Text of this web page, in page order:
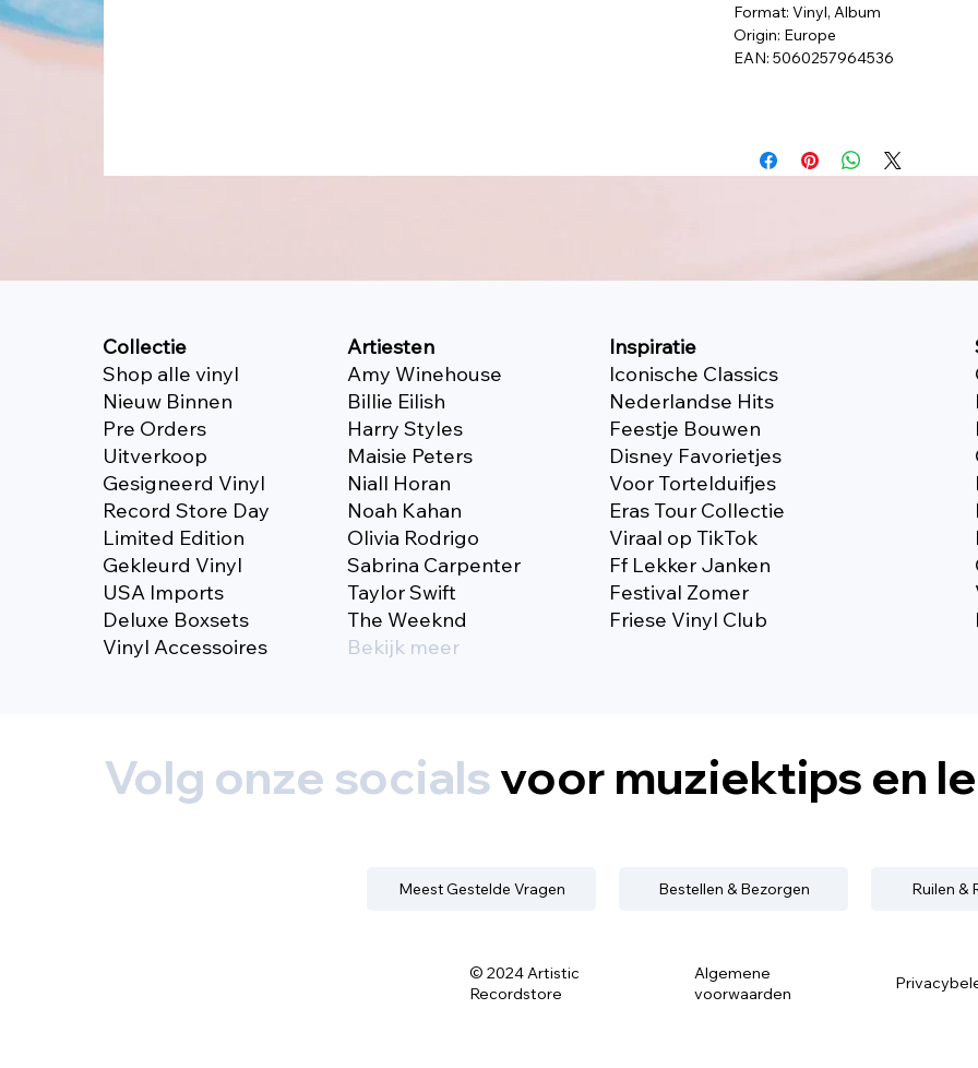
Format: Vinyl, Album
Origin: Europe
EAN: 5060257964536
Collectie
Shop alle vinyl
Nieuw Binnen
Pre Orders
Uitverkoop
Gesigneerd Vinyl
Record Store Day
Limited Edition
Gekleurd Vinyl
USA Imports
Deluxe Boxsets
Vinyl Accessoires
Artiesten
Amy Winehouse
Billie Eilish
Harry Styles
Maisie Peters
Niall Horan
Noah Kahan
Olivia Rodrigo
Sabrina Carpenter
Taylor Swift
The Weeknd
Bekijk meer
Inspiratie
Iconische Classics
Nederlandse Hits
Feestje Bouwen
Disney Favorietjes
Voor Tortelduifjes
Eras Tour Collectie
Viraal op TikTok
Ff Lekker Janken
Festival Zomer
Friese Vinyl Club
Volg onze socialsvoor muziektips en
Meest Gestelde Vragen Bestellen & Bezorgen Ruilen &
© 2024 Artistic
Recordstore
Algemene
voorwaarden